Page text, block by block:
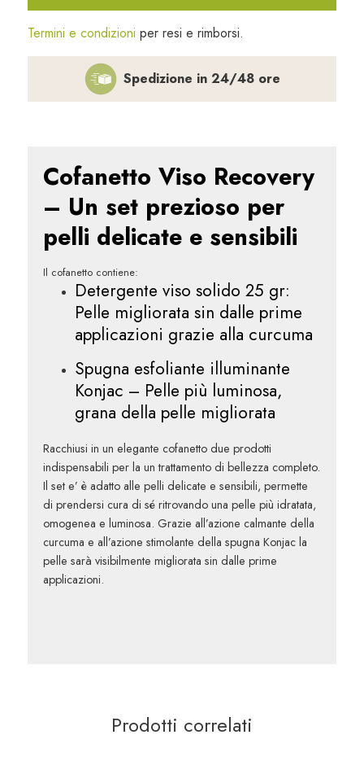
Termini e condizioni per resi e rimborsi.
Spedizione in 24/48 ore
Cofanetto Viso Recovery
– Un set prezioso per
pelli delicate e sensibili
Il cofanetto contiene:
Detergente viso solido 25 gr:
Pelle migliorata sin dalle prime
applicazioni grazie alla curcuma
Spugna esfoliante illuminante
Konjac – Pelle più luminosa,
grana della pelle migliorata
Racchiusi in un elegante cofanetto due prodotti
indispensabili per la un trattamento di bellezza completo.
Il set e’ è adatto alle pelli delicate e sensibili, permette
di prendersi cura di sé ritrovando una pelle più idratata,
omogenea e luminosa. Grazie all’azione calmante della
curcuma e all’azione stimolante della spugna Konjac la
pelle sarà visibilmente migliorata sin dalle prime
applicazioni.
Prodotti correlati